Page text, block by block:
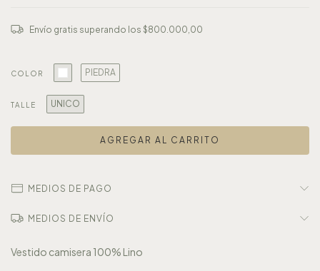
Envío gratis superando los $800.000,00
COLOR PIEDRA
TALLE UNICO
MEDIOS DE PAGO
MEDIOS DE ENVÍO
Vestido camisera 100% Lino